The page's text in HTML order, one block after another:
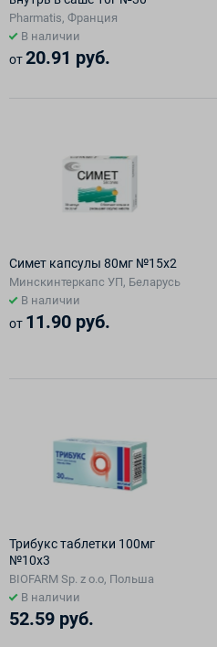
Pharmatis, Франция
В наличии
от20.91 руб.
Симет капсулы 80мг №15х2
Минскинтеркапс УП, Беларусь
В наличии
от 11.90 руб.
Трибукс таблетки 100мг
№10х3
BIOFARM Sp. z o.o, Польша
В наличии
52.59 руб.